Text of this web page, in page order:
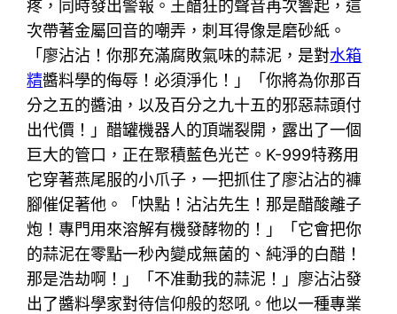
疼，同時發出警報。王醋狂的聲音再次響起，這
次帶著金屬回音的嘲弄，刺耳得像是磨砂紙。
「廖沾沾！你那充滿腐敗氣味的蒜泥，是對水箱
精醬料學的侮辱！必須淨化！」「你將為你那百
分之五的醬油，以及百分之九十五的邪惡蒜頭付
出代價！」醋罐機器人的頂端裂開，露出了一個
巨大的管口，正在聚積藍色光芒。K-999特務用
它穿著燕尾服的小爪子，一把抓住了廖沾沾的褲
腳催促著他。「快點！沾沾先生！那是醋酸離子
炮！專門用來溶解有機發酵物的！」「它會把你
的蒜泥在零點一秒內變成無菌的、純淨的白醋！
那是浩劫啊！」「不准動我的蒜泥！」廖沾沾發
出了醬料學家對待信仰般的怒吼。他以一種專業